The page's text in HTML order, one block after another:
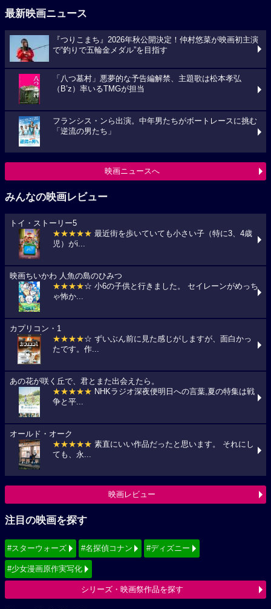
最新映画ニュース
『つりこまち』2026年秋公開決定！仲村悠菜が映画初主演
で“釣りで五輪金メダル”を目指す
「八つ墓村」悪夢的な予告編解禁、主題歌は松本孝弘
（B’z）率いるTMGが担当
フランシス・ンら出演。中年男たちがボートレースに挑む
「逆流の男たち」
映画ニュースへ
みんなの映画レビュー
トイ・ストーリー5
★★★★★ 最近街を歩いていても小さい子（特に3、4歳
児）がi...
映画ちいかわ 人魚の島のひみつ
★★★★☆ 小6の子供と行きました。 セイレーンがめっち
ゃ怖か...
カプリコン・1
★★★★☆ ずいぶん前に見た感じがしますが、面白かっ
たです。作...
あの花が咲く丘で、君とまた出会えたら。
★★★★★ NHKラジオ深夜便明日への言葉,夏の特集は戦
争と平...
オールド・オーク
★★★★★ 素直にいい作品だったと思います。 それにし
ても、永...
映画レビュー
注目の映画を探す
#スターウォーズ #名探偵コナン #ディズニー
#少女漫画原作実写化
シリーズ・映画祭作品を探す